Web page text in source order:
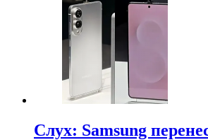
Слух: Samsung